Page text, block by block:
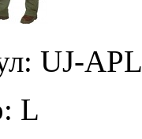
UJ-APL
L